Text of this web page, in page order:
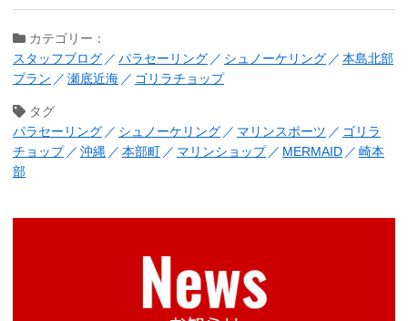
カテゴリー：
スタッフブログ
パラセーリング シュノーケリング
本島北部
プラン
瀬底近海 ゴリラチョップ
タグ
パラセーリング
シュノーケリング マリンスポーツ
ゴリラ
チョップ
沖縄 本部町 マリンショップ MERMAID
崎本
部